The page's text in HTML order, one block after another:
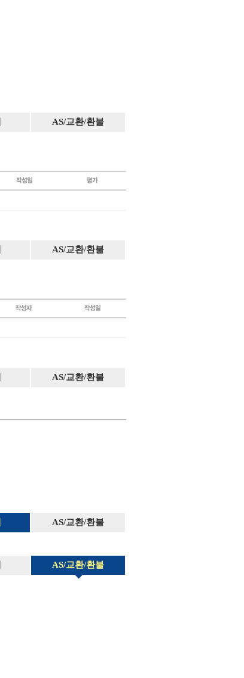
AS/교환/환불
AS/교환/환불
AS/교환/환불
AS/교환/환불
AS/교환/환불